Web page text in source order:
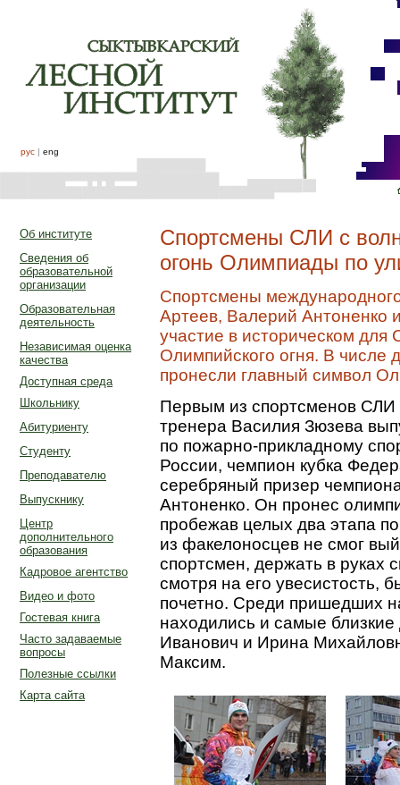
рус | eng
Об институте
Сведения об
образовательной
организации
Образовательная
деятельность
Независимая оценка
качества
Доступная среда
Школьнику
Абитуриенту
Студенту
Преподавателю
Выпускнику
Центр
дополнительного
образования
Кадровое агентство
Видео и фото
Гостевая книга
Часто задаваемые
вопросы
Полезные ссылки
Карта сайта
Спортсмены СЛИ с
огонь Олимпиады по
Спортсмены
Артеев, Валерий Антоненко
участие в историческом
Олимпийского огня. В числе
пронесли главный символ
Первым из спортсменов СЛИ
тренера Василия Зюзева
по пожарно-прикладному
России, чемпион кубка
серебряный призер
Антоненко. Он пронес
пробежав целых два этапа
из факелоносцев не смог
спортсмен, держать в
смотря на его увесистость,
почетно. Среди пришедших
находились и самые
Иванович и Ирина
Максим.